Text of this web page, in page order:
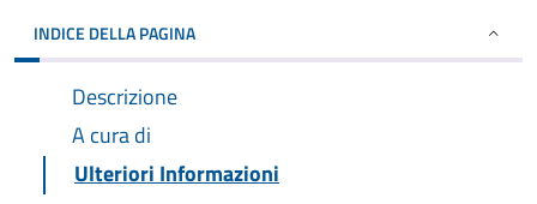
INDICE DELLA PAGINA
Descrizione
A cura di
Ulteriori Informazioni